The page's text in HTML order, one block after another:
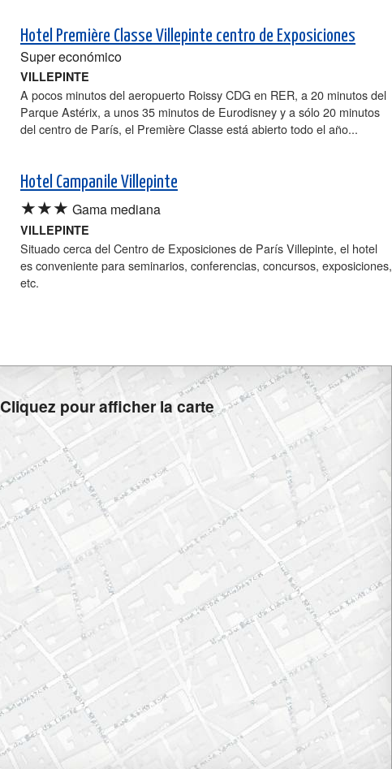
Hotel Première Classe Villepinte centro de Exposiciones
Super económico
VILLEPINTE
A pocos minutos del aeropuerto Roissy CDG en RER, a 20 minutos del
Parque Astérix, a unos 35 minutos de Eurodisney y a sólo 20 minutos
del centro de París, el Première Classe está abierto todo el año...
Hotel Campanile Villepinte
★★★ Gama mediana
VILLEPINTE
Situado cerca del Centro de Exposiciones de París Villepinte, el hotel
es conveniente para seminarios, conferencias, concursos, exposiciones,
etc.
Cliquez pour afficher la carte